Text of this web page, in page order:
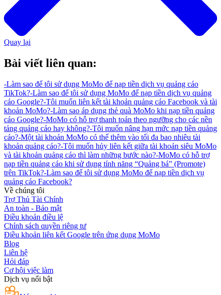
Quay lại
Bài viết liên quan:
-Làm sao để tôi sử dụng MoMo để nạp tiền dịch vụ quảng cáo
TikTok?-Làm sao để tôi sử dụng MoMo để nạp tiền dịch vụ quảng
cáo Google?-Tôi muốn liên kết tài khoản quảng cáo Facebook và tài
khoản MoMo?-Làm sao áp dụng thẻ quà MoMo khi nạp tiền quảng
cáo Google?-MoMo có hỗ trợ thanh toán theo ngưỡng cho các nền
tảng quảng cáo hay không?-Tôi muốn nâng hạn mức nạp tiền quảng
cáo?-Một tài khoản MoMo có thể thêm vào tối đa bao nhiêu tài
khoản quảng cáo?-Tôi muốn hủy liên kết giữa tài khoản siêu MoMo
và tài khoản quảng cáo thì làm những bước nào?-MoMo có hỗ trợ
nạp tiền quảng cáo khi sử dụng tính năng “Quảng bá” (Promote)
trên TikTok?-Làm sao để tôi sử dụng MoMo để nạp tiền dịch vụ
quảng cáo Facebook?
Về chúng tôi
Trợ Thủ Tài Chính
An toàn - Bảo mật
Điều khoản điều lệ
Chính sách quyền riêng tư
Điều khoản liên kết Google trên ứng dụng MoMo
Blog
Liên hệ
Hỏi đáp
Cơ hội việc làm
Dịch vụ nổi bật